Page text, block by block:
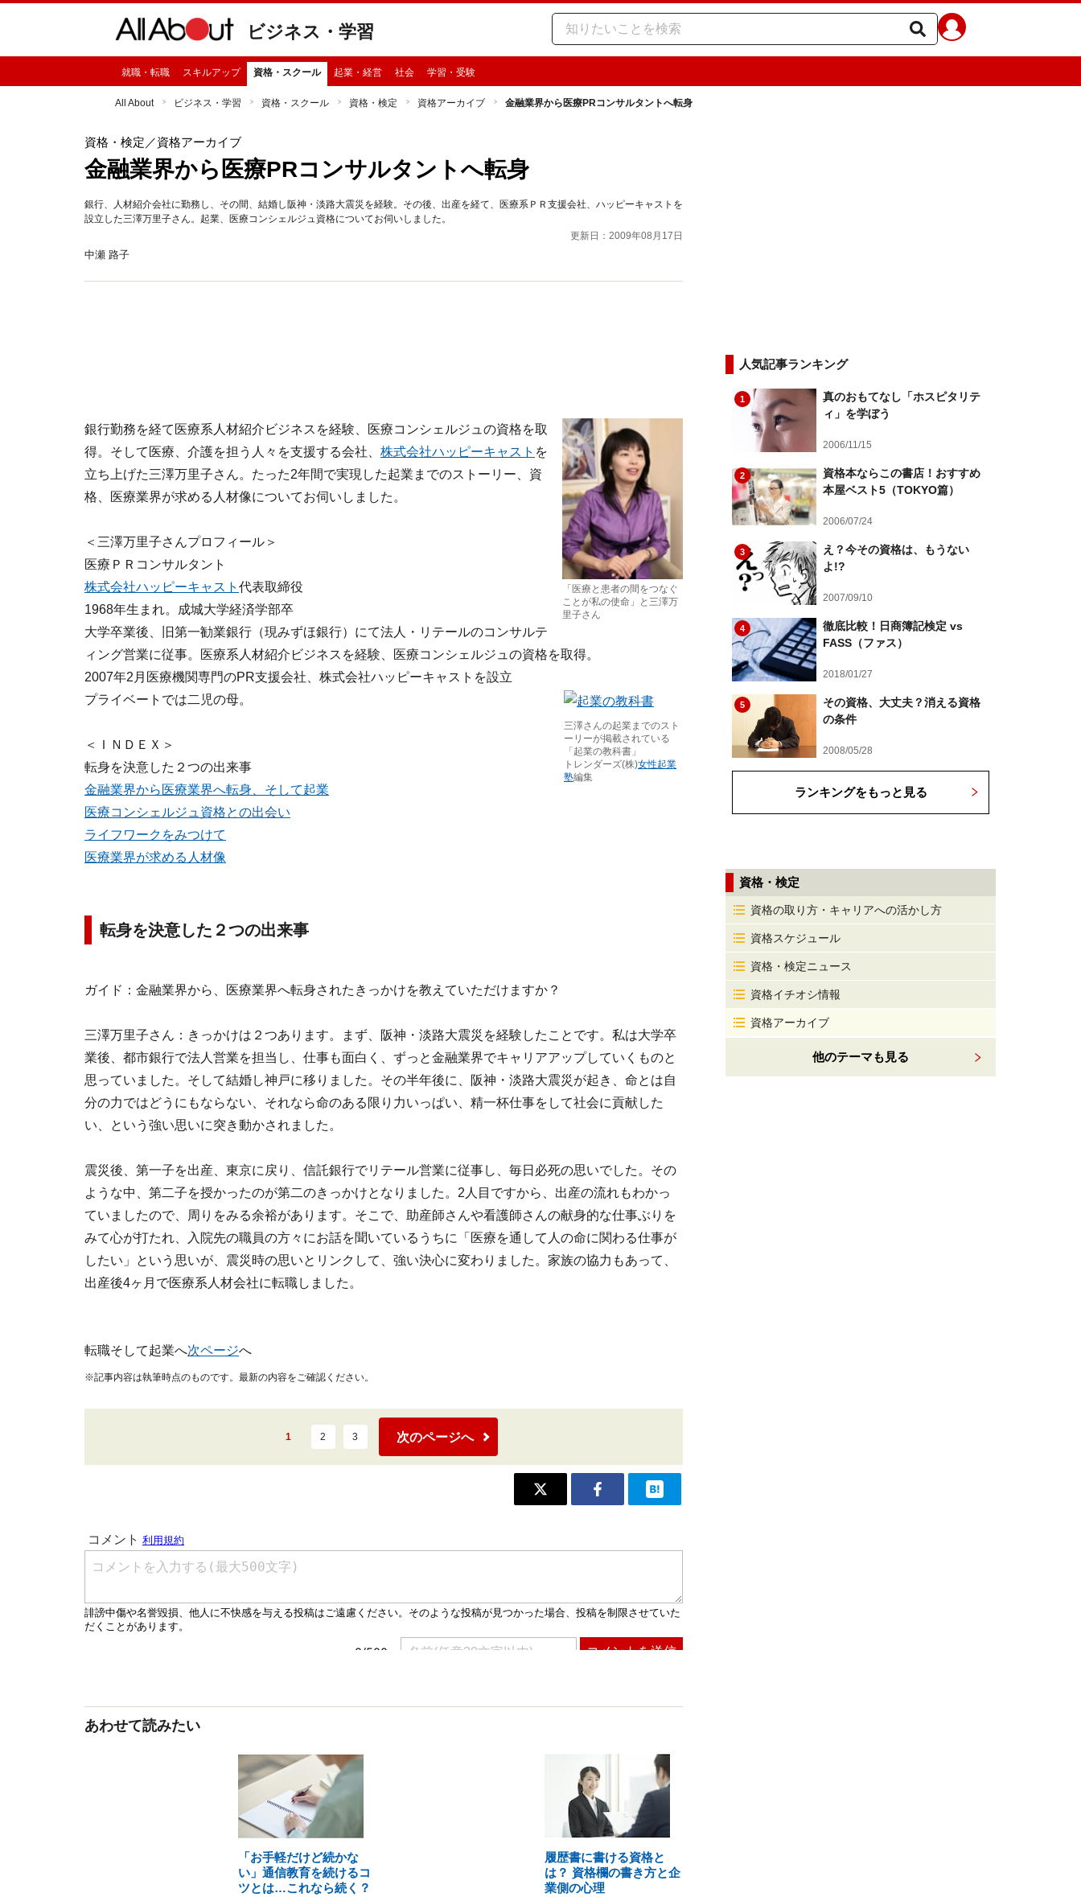
ビジネス・学習
就職・転職 スキルアップ 資格・スクール 起業・経営 社会 学習・受験
All About ビジネス・学習 資格・スクール 資格・検定 資格アーカイブ 金融業界から医療PRコンサルタントへ転身
資格・検定 ／資格アーカイブ
金融業界から医療PRコンサルタントへ転身
銀行、人材紹介会社に勤務し、その間、結婚し阪神・淡路大震災を経験。その後、出産を経て、医療系ＰＲ支援会社、ハッピーキャストを
設立した三澤万里子さん。起業、医療コンシェルジュ資格についてお伺いしました。
更新日：2009年08月17日
中瀬 路子
「医療と患者の間をつなぐ
ことが私の使命」と三澤万
里子さん
銀行勤務を経て医療系人材紹介ビジネスを経験、医療コンシェルジュの資格を取
得。そして医療、介護を担う人々を支援する会社、 株式会社ハッピーキャスト を
立ち上げた三澤万里子さん。たった2年間で実現した起業までのストーリー、資
格、医療業界が求める人材像についてお伺いしました。
＜三澤万里子さんプロフィール＞
医療ＰＲコンサルタント
株式会社ハッピーキャスト 代表取締役
1968年生まれ。成城大学経済学部卒
大学卒業後、旧第一勧業銀行（現みずほ銀行）にて法人・リテールのコンサルテ
ィング営業に従事。医療系人材紹介ビジネスを経験、医療コンシェルジュの資格を取得。
2007年2月医療機関専門のPR支援会社、株式会社ハッピーキャストを設立
プライベートでは二児の母。
三澤さんの起業までのスト
ーリーが掲載されている
「起業の教科書」
トレンダーズ(株)女性起業
塾編集
＜ＩＮＤＥＸ＞
転身を決意した２つの出来事
金融業界から医療業界へ転身、そして起業
医療コンシェルジュ資格との出会い
ライフワークをみつけて
医療業界が求める人材像
転身を決意した２つの出来事
ガイド： 金融業界から、医療業界へ転身されたきっかけを教えていただけますか？
三澤万里子さん： きっかけは２つあります。まず、阪神・淡路大震災を経験したことです。私は大学卒
業後、都市銀行で法人営業を担当し、仕事も面白く、ずっと金融業界でキャリアアップしていくものと
思っていました。そして結婚し神戸に移りました。その半年後に、阪神・淡路大震災が起き、命とは自
分の力ではどうにもならない、それなら命のある限り力いっぱい、精一杯仕事をして社会に貢献した
い、という強い思いに突き動かされました。
震災後、第一子を出産、東京に戻り、信託銀行でリテール営業に従事し、毎日必死の思いでした。その
ような中、第二子を授かったのが第二のきっかけとなりました。2人目ですから、出産の流れもわかっ
ていましたので、周りをみる余裕があります。そこで、助産師さんや看護師さんの献身的な仕事ぶりを
みて心が打たれ、入院先の職員の方々にお話を聞いているうちに「医療を通して人の命に関わる仕事が
したい」という思いが、震災時の思いとリンクして、強い決心に変わりました。家族の協力もあって、
出産後4ヶ月で医療系人材会社に転職しました。
転職そして起業へ次ページへ
※記事内容は執筆時点のものです。最新の内容をご確認ください。
1 2 3 次のページへ
あわせて読みたい
「お手軽だけど続かな
い」通信教育を続けるコ
ツとは…これなら続く？
履歴書に書ける資格と
は？ 資格欄の書き方と企
業側の心理
人気記事ランキング
1
真のおもてなし「ホスピタリテ
ィ」を学ぼう
2006/11/15
2
資格本ならこの書店！おすすめ
本屋ベスト5（TOKYO篇）
2006/07/24
3
え？今その資格は、もうない
よ!?
2007/09/10
4
徹底比較！日商簿記検定 vs
FASS（ファス）
2018/01/27
5
その資格、大丈夫？消える資格
の条件
2008/05/28
ランキングをもっと見る
資格・検定
資格の取り方・キャリアへの活かし方
資格スケジュール
資格・検定ニュース
資格イチオシ情報
資格アーカイブ
他のテーマも見る